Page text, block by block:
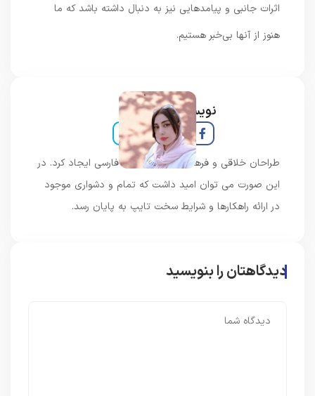
اثرات جانبی و پیامدهایی نیز به دنبال داشته باشد که ما
هنوز از آنها بی‌خبر هستیم.
نویسنده و خبرنگار
طراحان خلاقی و فرهنگ پیشرو در زبان فارسی ایجاد کرد. در
این صورت می توان امید داشت که تمام و دشواری موجود
در ارائه راهکارها و شرایط سخت تایپ به پایان رسد.
دیدگاهتان را بنویسید